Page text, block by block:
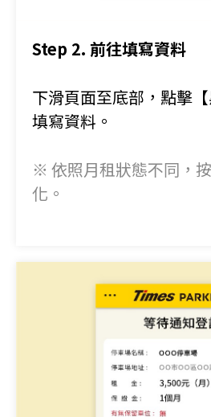
Step 2. 前往填寫資料
下滑頁面至底部，點擊
填寫資料。
※ 依照月租狀態不同，
化。